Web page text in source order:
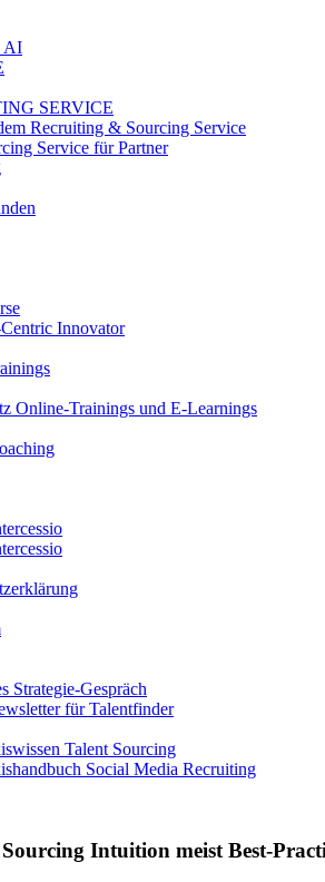
AI
SERVICE
Recruiting & Sourcing Service
Service für Partner
Innovator
Online-Trainings und E-Learnings
Strategie-Gespräch
für Talentfinder
Talent Sourcing
Social Media Recruiting
Intuition meist Best-